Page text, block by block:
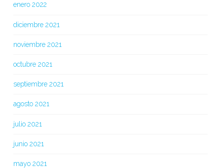
enero 2022
diciembre 2021
noviembre 2021
octubre 2021
septiembre 2021
agosto 2021
julio 2021
junio 2021
mayo 2021